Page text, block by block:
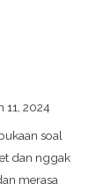
11, 2024
soal
dan nggak
merasa